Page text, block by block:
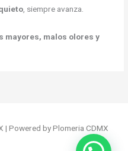
, siempre avanza.
mayores, malos olores y
Powered by Plomeria CDMX